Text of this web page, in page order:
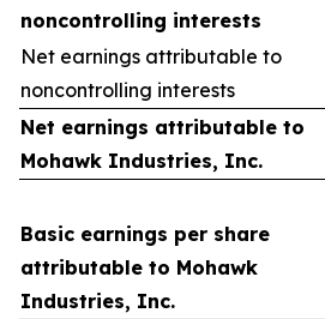
noncontrolling interests
Net earnings attributable to
noncontrolling interests
Net earnings attributable to
Mohawk Industries, Inc.
Basic earnings per share
attributable to Mohawk
Industries, Inc.